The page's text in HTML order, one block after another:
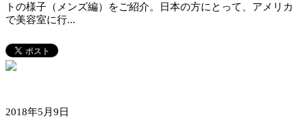
トの様子（メンズ編）をご紹介。日本の方にとって、アメリカ
で美容室に行...
2018年5月9日